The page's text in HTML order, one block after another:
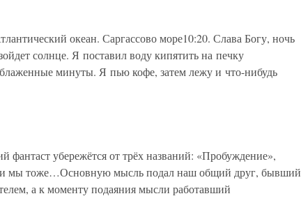
океан. Саргассово море10:20. Слава Богу, ночь
солнце. Я поставил воду кипятить на печку
минуты. Я пью кофе, затем лежу и что-нибудь
убережётся от трёх названий: «Пробуждение»,
мы тоже…Основную мысль подал наш общий друг, бывший
а к моменту подаяния мысли работавший